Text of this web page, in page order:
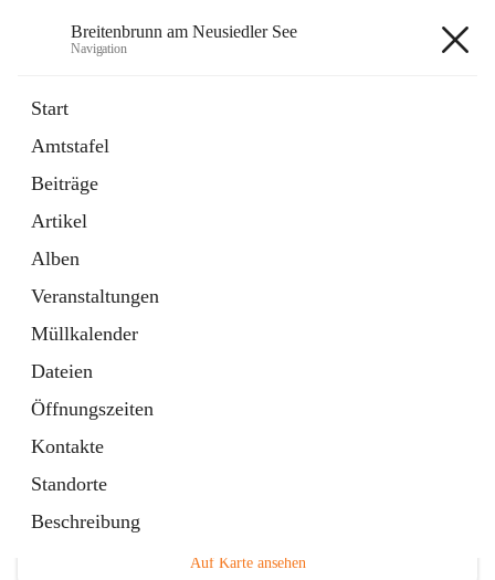
Breitenbrunn am Neusiedler See
Navigation
Start
Amtstafel
Beiträge
Artikel
Alben
Veranstaltungen
Müllkalender
Dateien
Öffnungszeiten
Kontakte
Standorte
Beschreibung
18 Schnellzugriffe
Gemeindeservice
Auf Karte ansehen